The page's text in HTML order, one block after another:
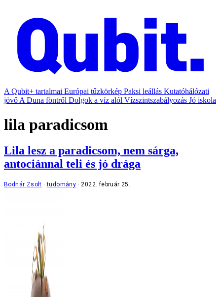
A Qubit+ tartalmai Európai tűzkörkép Paksi leállás Kutatóhálózati
jövő A Duna föntről Dolgok a víz alól Vízszintszabályozás Jó iskola
lila paradicsom
Lila lesz a paradicsom, nem sárga,
antociánnal teli és jó drága
Bodnár Zsolt tudomány 2022. február 25.